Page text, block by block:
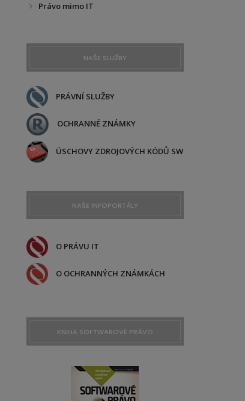
Právo mimo IT
NAŠE SLUŽBY
PRÁVNÍ SLUŽBY
OCHRANNÉ ZNÁMKY
ÚSCHOVY ZDROJOVÝCH KÓDŮ SW
NAŠE INFOPORTÁLY
O PRÁVU IT
O OCHRANNÝCH ZNÁMKÁCH
KNIHA SOFTWAROVÉ PRÁVO